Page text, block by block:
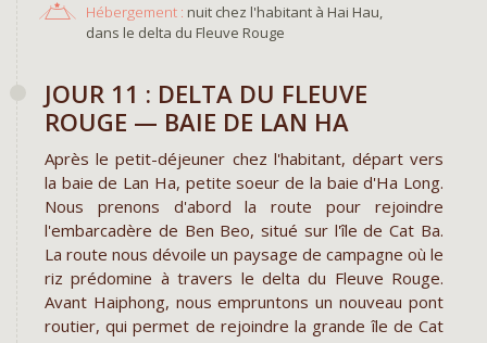
Hébergement : nuit chez l'habitant à Hai Hau,
dans le delta du Fleuve Rouge
JOUR 11 : DELTA DU FLEUVE
ROUGE —​ BAIE DE LAN HA
Après le petit-déjeuner chez l'habitant, départ vers
la baie de Lan Ha, petite soeur de la baie d'Ha Long.
Nous prenons d'abord la route pour rejoindre
l'embarcadère de Ben Beo, situé sur l'île de Cat Ba.
La route nous dévoile un paysage de campagne où le
riz prédomine à travers le delta du Fleuve Rouge.
Avant Haiphong, nous empruntons un nouveau pont
routier, qui permet de rejoindre la grande île de Cat